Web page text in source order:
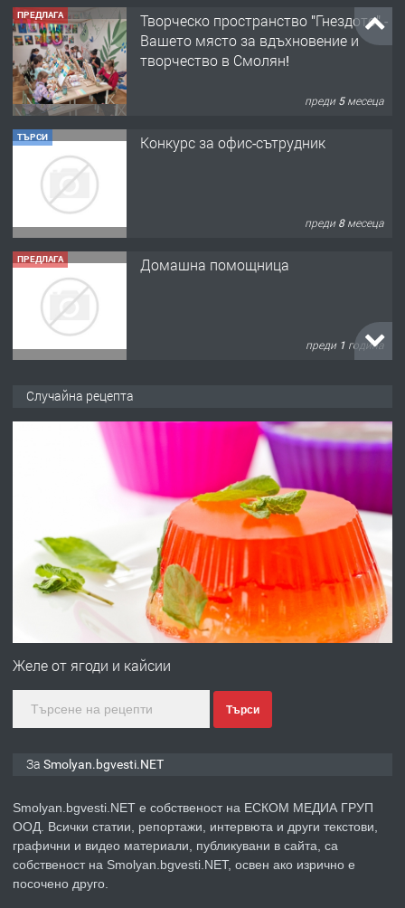
Вашето място за вдъхновение и
творчество в Смолян!
ТЪРСИ
преди 2 години
УДЪЛЖАВАНЕ НА ЧОВЕШКИЯТ
ЖИВОТ И ПОДОБРЯВАНЕ НА
НЕГОВОТО КАЧЕСТВО
преди 2 години
ПРЕДЛАГА Имот в Северна Гърция, до Кавала
ПРЕДЛАГА Иглолистни Пелети клас А1
преди 2 години
ПРЕДЛАГА КЪЩА В МАРОНЯ
Случайна рецепта
Желе от ягоди и кайсии
Търси
За Smolyan.bgvesti.NET
Smolyan.bgvesti.NET е собственост на ЕСКОМ МЕДИА ГРУП
ООД. Всички статии, репортажи, интервюта и други текстови,
графични и видео материали, публикувани в сайта, са
собственост на Smolyan.bgvesti.NET, освен ако изрично е
посочено друго.